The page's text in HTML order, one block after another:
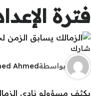
فترة
شارك
بواسطةAhmed
يكثف مسؤولو نادي